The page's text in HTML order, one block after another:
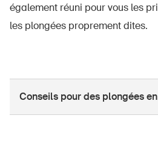
également réuni pour vous les
les plongées proprement dites.
Conseils pour des plongées